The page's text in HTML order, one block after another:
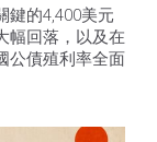
鍵的4,400美元
幅回落，以及在
公債殖利率全面